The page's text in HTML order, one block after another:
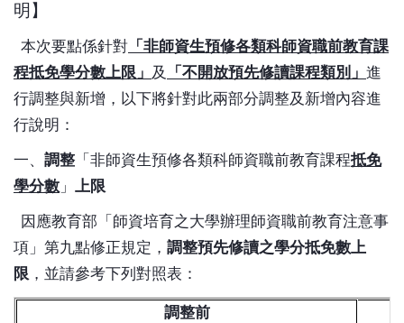
明】
本次要點係針對 「非師資生預修各類科師資職前教育課
程抵免學分數上限」 及 「 不開放預先修讀課程類別」 進
行調整與新增，以下將針對此兩部分調整及新增內容進
行說明：
一、 調整 「非師資生預修各類科師資職前教育課程抵免
學分數 」 上限
因應教育部「師資培育之大學辦理師資職前教育注意事
項」第九點修正規定， 調整預先修讀之學分抵免數上
限 ，並請參考下列對照表：
調整前